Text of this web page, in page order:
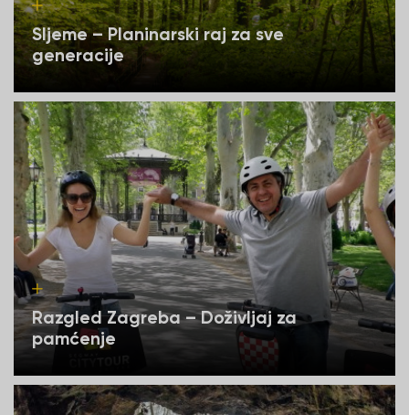
Sljeme – Planinarski raj za sve
generacije
Razgled Zagreba – Doživljaj za
pamćenje